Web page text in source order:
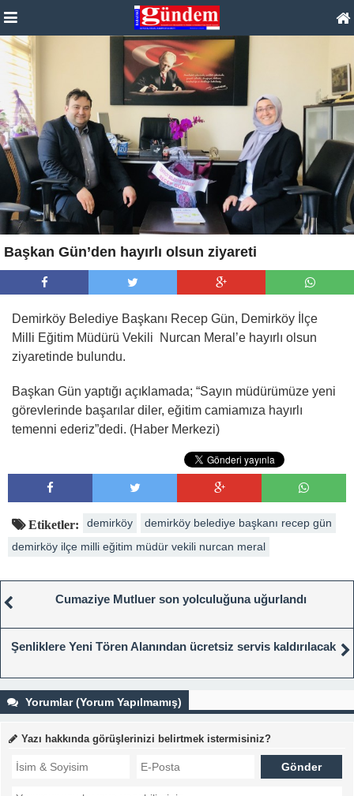
Başkan Gün’den hayırlı olsun ziyareti
Demirköy Belediye Başkanı Recep Gün, Demirköy İlçe
Milli Eğitim Müdürü Vekili Nurcan Meral’e hayırlı olsun
ziyaretinde bulundu.
Başkan Gün yaptığı açıklamada; “Sayın müdürümüze yeni
görevlerinde başarılar diler, eğitim camiamıza hayırlı
temenni ederiz”dedi. (Haber Merkezi)
Etiketler: demirköy
demirköy belediye başkanı recep gün
demirköy ilçe milli eğitim müdür vekili nurcan meral
Cumaziye Mutluer son yolculuğuna uğurlandı
Şenliklere Yeni Tören Alanından ücretsiz servis kaldırılacak
Yorumlar (Yorum Yapılmamış)
Yazı hakkında görüşlerinizi belirtmek istermisiniz?